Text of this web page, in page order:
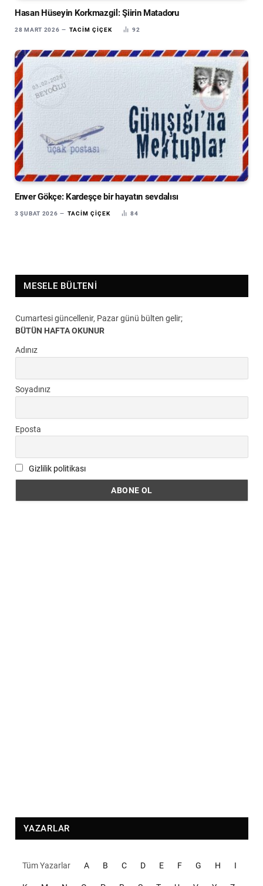
Hasan Hüseyin Korkmazgil: Şiirin Matadoru
28 MART 2026 TACIM ÇIÇEK 92
Enver Gökçe: Kardeşçe bir hayatın sevdalısı
3 ŞUBAT 2026 TACIM ÇIÇEK 84
MESELE BÜLTENI
Cumartesi güncellenir, Pazar günü bülten gelir;
BÜTÜN HAFTA OKUNUR
Adınız
Soyadınız
Eposta
Gizlilik politikası
YAZARLAR
Tüm Yazarlar A B C D E F G H I